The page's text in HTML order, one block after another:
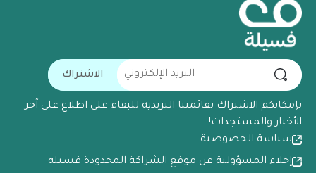
الاشتراك
بإمكانكم الاشتراك بقائمتنا البريدية للبقاء على اطلاع على آخر
الأخبار والمستجدات!
سياسة الخصوصية
إخلاء المسؤولية عن موقع الشراكة المحدودة فسيله